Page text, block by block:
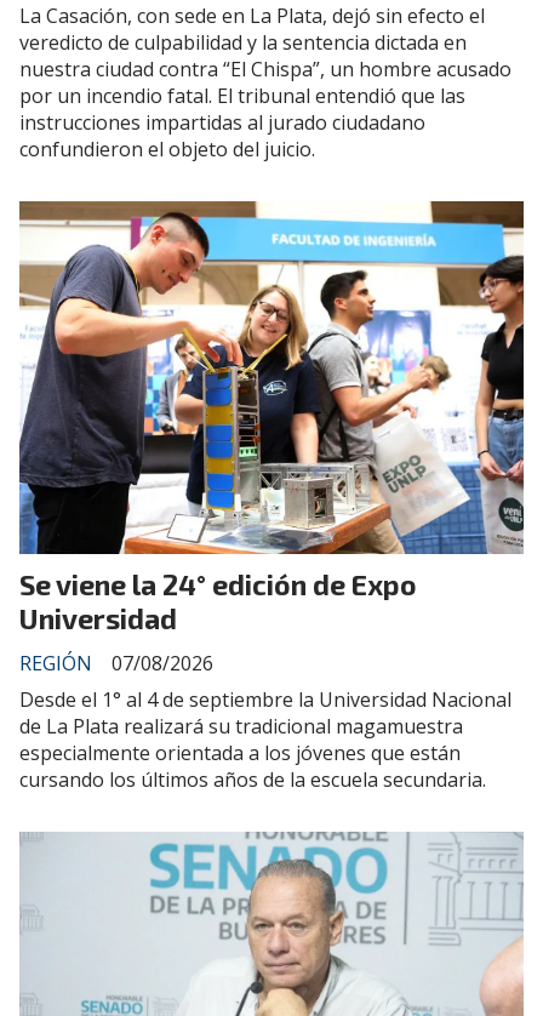
La Casación, con sede en La Plata, dejó sin efecto el
veredicto de culpabilidad y la sentencia dictada en
nuestra ciudad contra “El Chispa”, un hombre acusado
por un incendio fatal. El tribunal entendió que las
instrucciones impartidas al jurado ciudadano
confundieron el objeto del juicio.
Se viene la 24° edición de Expo
Universidad
REGIÓN
07/08/2026
Desde el 1° al 4 de septiembre la Universidad Nacional
de La Plata realizará su tradicional magamuestra
especialmente orientada a los jóvenes que están
cursando los últimos años de la escuela secundaria.